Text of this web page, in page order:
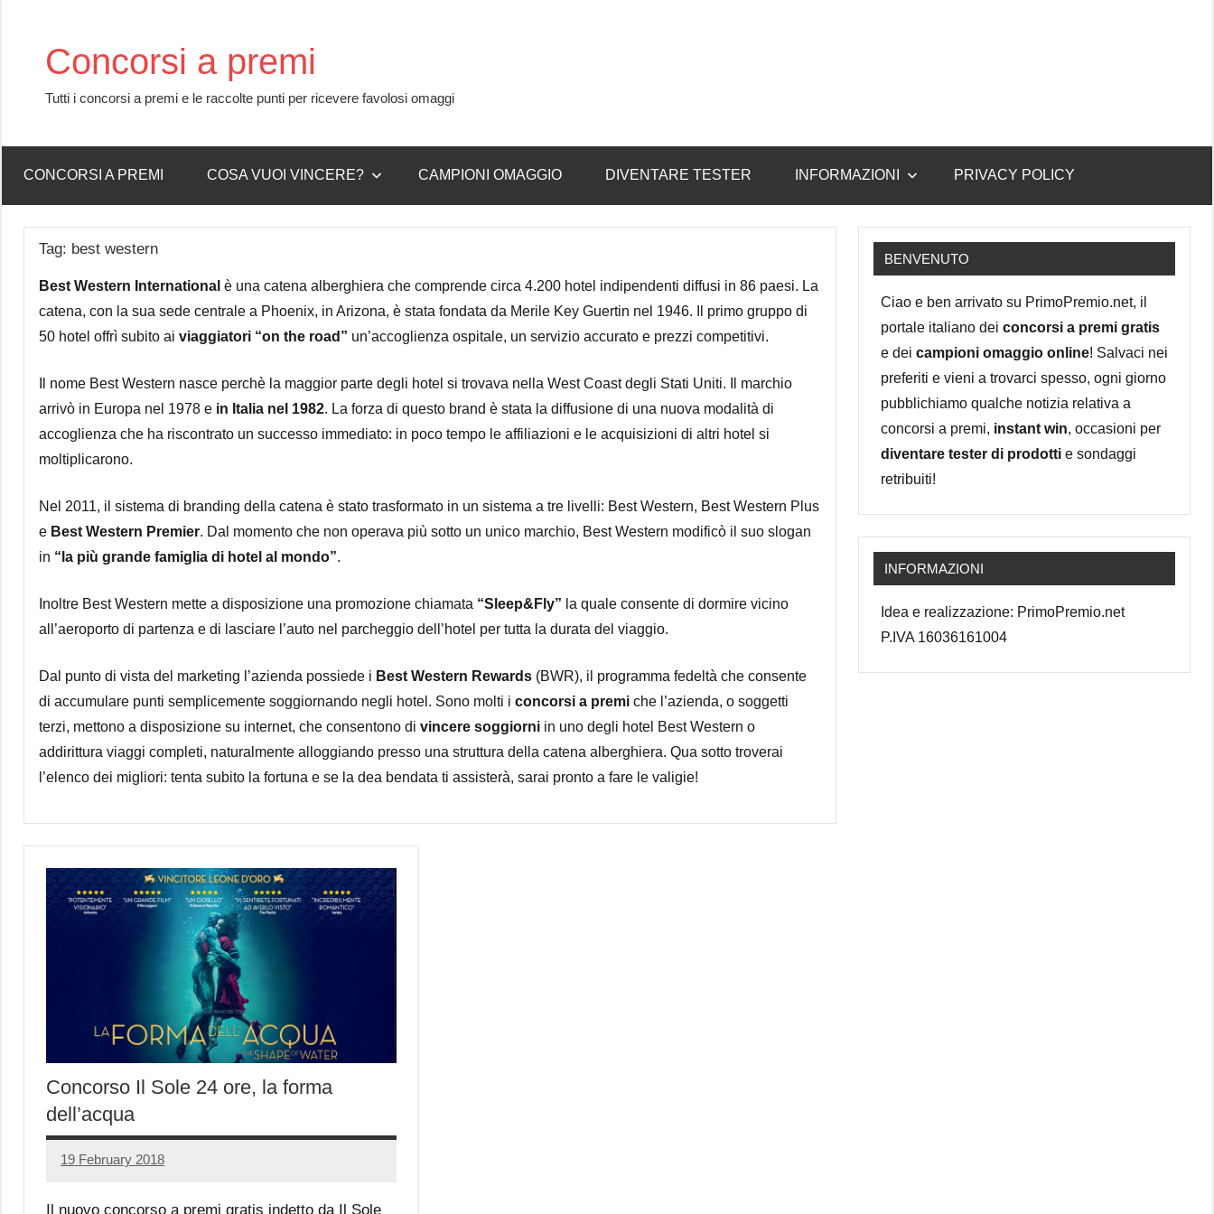
contentConcorsi a premi
Tutti i concorsi a premi e le raccolte punti per ricevere favolosi omaggi
CONCORSI A PREMI COSA VUOI VINCERE? CAMPIONI OMAGGIO DIVENTARE TESTER INFORMAZIONI PRIVACY POLICY
Tag: best western
Best Western International è una catena alberghiera che comprende circa 4.200 hotel indipendenti diffusi in 86 paesi. La
catena, con la sua sede centrale a Phoenix, in Arizona, è stata fondata da Merile Key Guertin nel 1946. Il primo gruppo di
50 hotel offrì subito ai viaggiatori “on the road” un’accoglienza ospitale, un servizio accurato e prezzi competitivi.
Il nome Best Western nasce perchè la maggior parte degli hotel si trovava nella West Coast degli Stati Uniti. Il marchio
arrivò in Europa nel 1978 e in Italia nel 1982. La forza di questo brand è stata la diffusione di una nuova modalità di
accoglienza che ha riscontrato un successo immediato: in poco tempo le affiliazioni e le acquisizioni di altri hotel si
moltiplicarono.
Nel 2011, il sistema di branding della catena è stato trasformato in un sistema a tre livelli: Best Western, Best Western Plus
e Best Western Premier. Dal momento che non operava più sotto un unico marchio, Best Western modificò il suo slogan
in “la più grande famiglia di hotel al mondo”.
Inoltre Best Western mette a disposizione una promozione chiamata “Sleep&Fly” la quale consente di dormire vicino
all’aeroporto di partenza e di lasciare l’auto nel parcheggio dell’hotel per tutta la durata del viaggio.
Dal punto di vista del marketing l’azienda possiede i Best Western Rewards (BWR), il programma fedeltà che consente
di accumulare punti semplicemente soggiornando negli hotel. Sono molti i concorsi a premi che l’azienda, o soggetti
terzi, mettono a disposizione su internet, che consentono di vincere soggiorni in uno degli hotel Best Western o
addirittura viaggi completi, naturalmente alloggiando presso una struttura della catena alberghiera. Qua sotto troverai
l’elenco dei migliori: tenta subito la fortuna e se la dea bendata ti assisterà, sarai pronto a fare le valigie!
Concorso Il Sole 24 ore, la forma
dell’acqua
19 February 2018
Luca
No
Il nuovo concorso a premi gratis indetto da Il Sole
BENVENUTO
Ciao e ben arrivato su PrimoPremio.net, il
portale italiano dei concorsi a premi gratis
e dei campioni omaggio online! Salvaci nei
preferiti e vieni a trovarci spesso, ogni giorno
pubblichiamo qualche notizia relativa a
concorsi a premi, instant win, occasioni per
diventare tester di prodotti e sondaggi
retribuiti!
INFORMAZIONI
Idea e realizzazione: PrimoPremio.net
P.IVA 16036161004